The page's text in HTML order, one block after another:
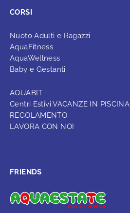
CORSI
Nuoto Adulti e Ragazzi
AquaFitness
AquaWellness
Baby e Gestanti
AQUABIT
Centri Estivi VACANZE IN PISCINA
REGOLAMENTO
LAVORA CON NOI
FRIENDS